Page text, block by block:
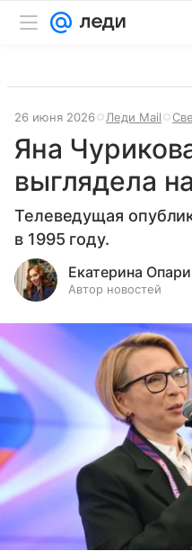
26 июня 2026 Леди Mail
Яна
выглядела
Телеведущая
в 1995 году.
Екатерина
Автор новостей